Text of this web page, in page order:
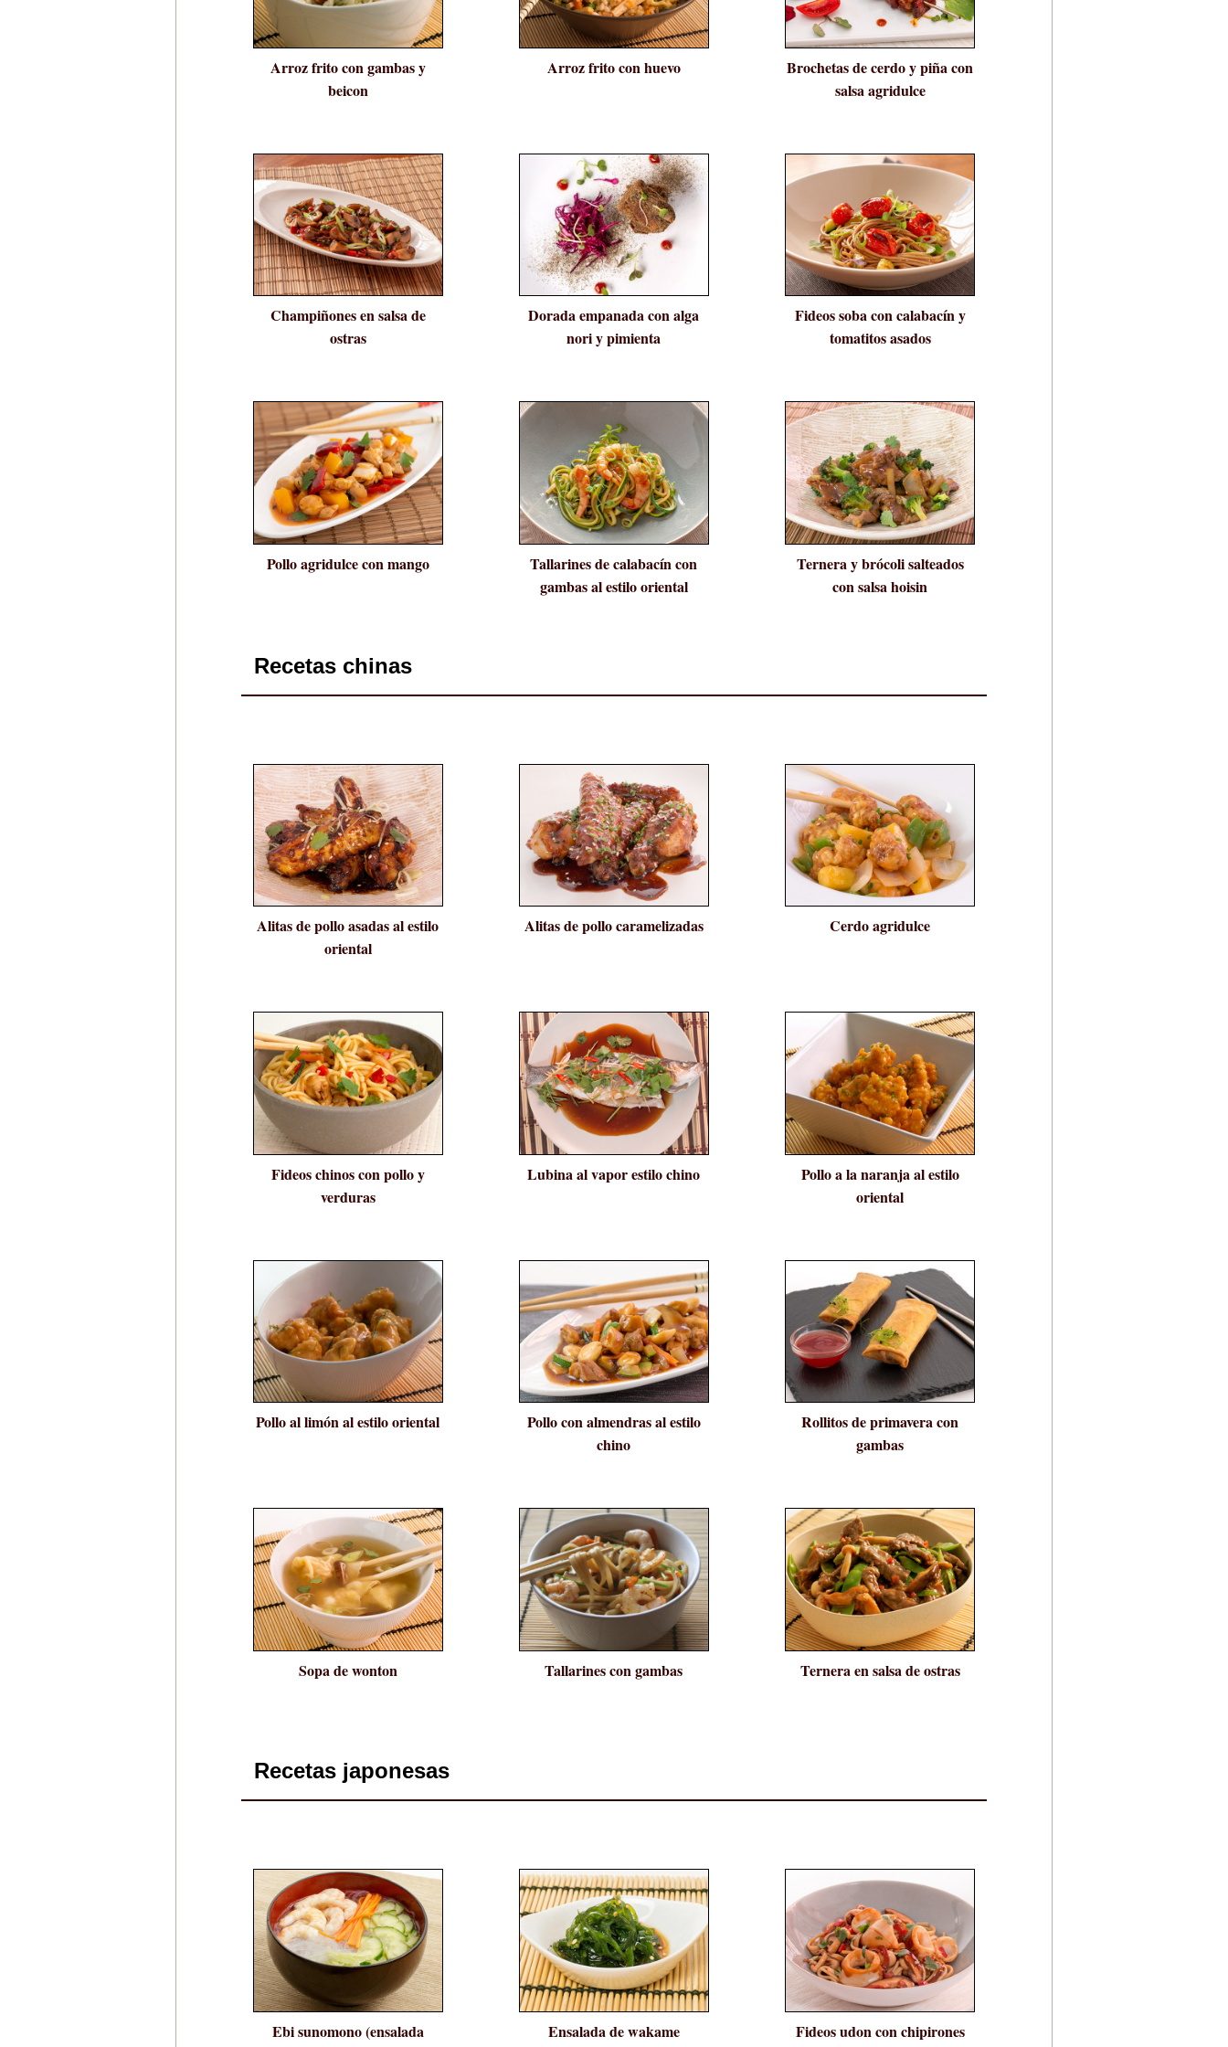
Arroz frito con gambas y
beicon
Arroz frito con huevo
Brochetas de cerdo y piña con
salsa agridulce
Champiñones en salsa de
ostras
Dorada empanada con alga
nori y pimienta
Fideos soba con calabacín y
tomatitos asados
Pollo agridulce con mango
Tallarines de calabacín con
gambas al estilo oriental
Ternera y brócoli salteados
con salsa hoisin
Recetas chinas
Alitas de pollo asadas al estilo
oriental
Alitas de pollo caramelizadas Cerdo agridulce
Fideos chinos con pollo y
verduras
Lubina al vapor estilo chino
Pollo a la naranja al estilo
oriental
Pollo al limón al estilo oriental
Pollo con almendras al estilo
chino
Rollitos de primavera con
gambas
Sopa de wonton Tallarines con gambas Ternera en salsa de ostras
Recetas japonesas
Ebi sunomono (ensalada
Ensalada de wakame Fideos udon con chipirones